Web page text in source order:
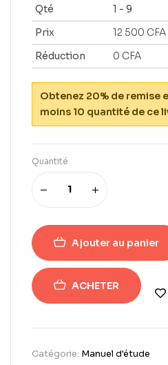
Qté 1 - 9
Prix
12 500 CFA
Réduction
0 CFA
Obtenez 20% de remise
moins 10 quantité de ce
Quantité
Ajouter au panier
ACHETER
Catégorie: Manuel d'étude